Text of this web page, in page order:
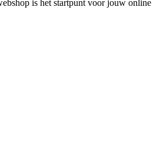
is het startpunt voor jouw online